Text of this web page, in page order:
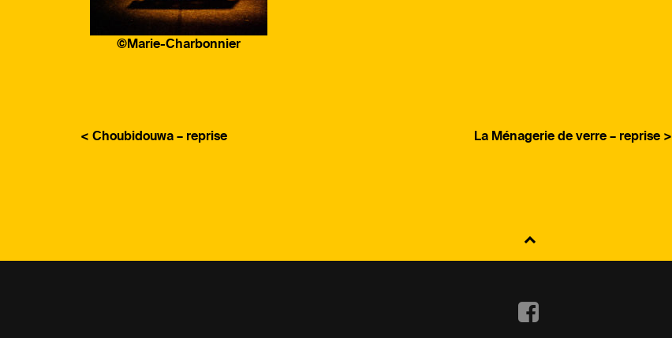
©Marie-Charbonnier
DE
< Choubidouwa – reprise La Ménagerie de verre – reprise >
Facebook